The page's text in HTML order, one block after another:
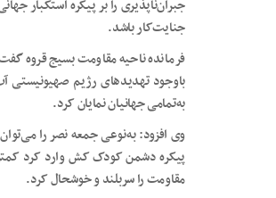
جبران‌ناپذیری را بر پیکره استکبار
جنایت‌کار باشد.
فرمانده ناحیه مقاومت بسیج قروه
باوجود تهدیدهای رژیم
به‌تمامی جهانیان نمایان کرد.
پیکره دشمن کودک کش وارد کرد
مقاومت را سربلند و خوشحال کرد.